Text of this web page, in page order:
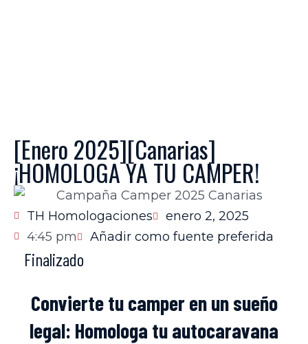
[Enero 2025][Canarias]
¡HOMOLOGA YA TU CAMPER!
TH Homologaciones
enero 2, 2025
4:45 pm
Añadir como fuente preferida
Finalizado
Convierte tu camper en un sueño
legal: Homologa tu autocaravana